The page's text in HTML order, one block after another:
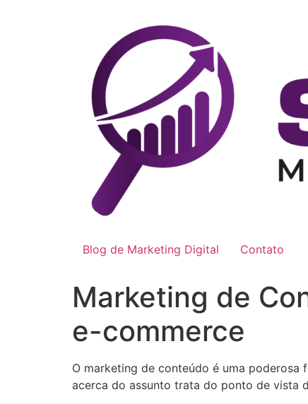
Blog de Marketing Digital Contato
Marketing de
e-commerce
O marketing de conteúdo é uma
acerca do assunto trata do ponto de vista